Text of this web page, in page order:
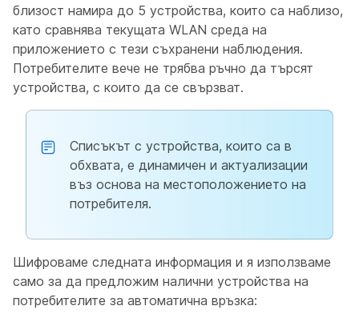
близост намира до 5 устройства, които са наблизо,
като сравнява текущата WLAN среда на
приложението с тези съхранени наблюдения.
Потребителите вече не трябва ръчно да търсят
устройства, с които да се свързват.
Списъкът с устройства, които са в
обхвата, е динамичен и актуализации
въз основа на местоположението на
потребителя.
Шифроваме следната информация и я използваме
само за да предложим налични устройства на
потребителите за автоматична връзка: